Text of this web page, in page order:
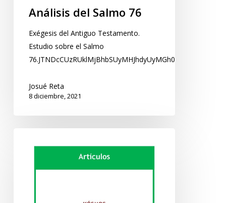
Análisis del Salmo 76
Exégesis del Antiguo Testamento.
Estudio sobre el Salmo
Josué Reta
8 diciembre, 2021